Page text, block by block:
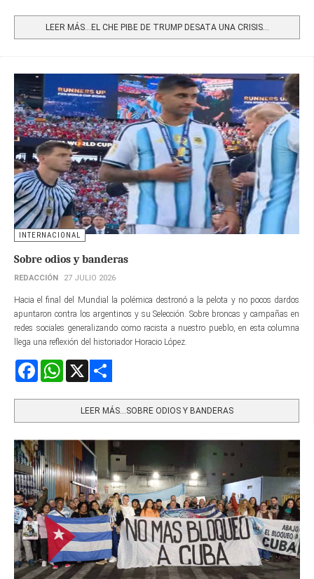
LEER MÁS…EL CHE PIBE DE TRUMP DESATA UNA CRISIS...
INTERNACIONAL
Sobre odios y banderas
REDACCIÓN 27 JULIO 2026
Hacia el final del Mundial la polémica destronó a la pelota y no pocos dardos
apuntaron contra los argentinos y su Selección. Sobre broncas y campañas en
redes sociales generalizando como racista a nuestro pueblo, en esta columna
llega una reflexión del historiador Horacio López.
FacebookWhatsApp
LEER MÁS…SOBRE ODIOS Y BANDERAS